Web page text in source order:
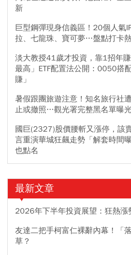
新
巨型鋼彈現身信義區！20個人氣
拉、七龍珠、寶可夢…盤點打卡
淡大教授41歲才投資，靠1招年
最高」ETF配置法公開：0050搭
賺」
暑假跟團旅遊注意！知名旅行社
止或撤照…觀光署完整黑名單曝
國巨(2327)股價腰斬又漲停，該
言重演華城狂飆走勢「解套時間
也點名
最新文章
2026年下半年投資展望：狂熱漲
友達二把手柯富仁裸辭內幕！「
草？